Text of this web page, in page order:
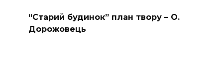
“Старий будинок” план твору – О.
Дорожовець